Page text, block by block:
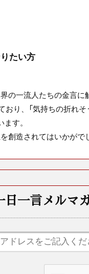
たい方
の一流人たちの金言
り、「気持ちの折れ
す。
創造されてはいかがで
日一言メルマ